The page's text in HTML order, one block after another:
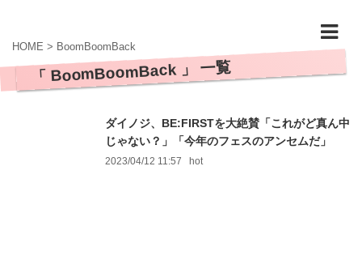
HOME > BoomBoomBack
「 BoomBoomBack 」 一覧
ダイノジ、BE:FIRSTを大絶賛「これがど真ん中
じゃない？」「今年のフェスのアンセムだ」
2023/04/12 11:57 hot